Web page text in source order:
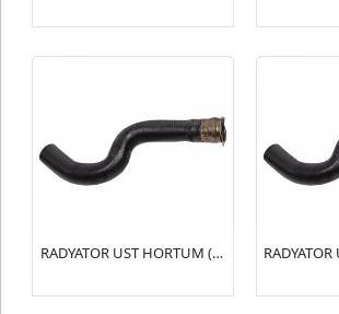
RADYATOR UST HORTUM (R15142) XSARA I 1.4-1.6(1343.Y7)